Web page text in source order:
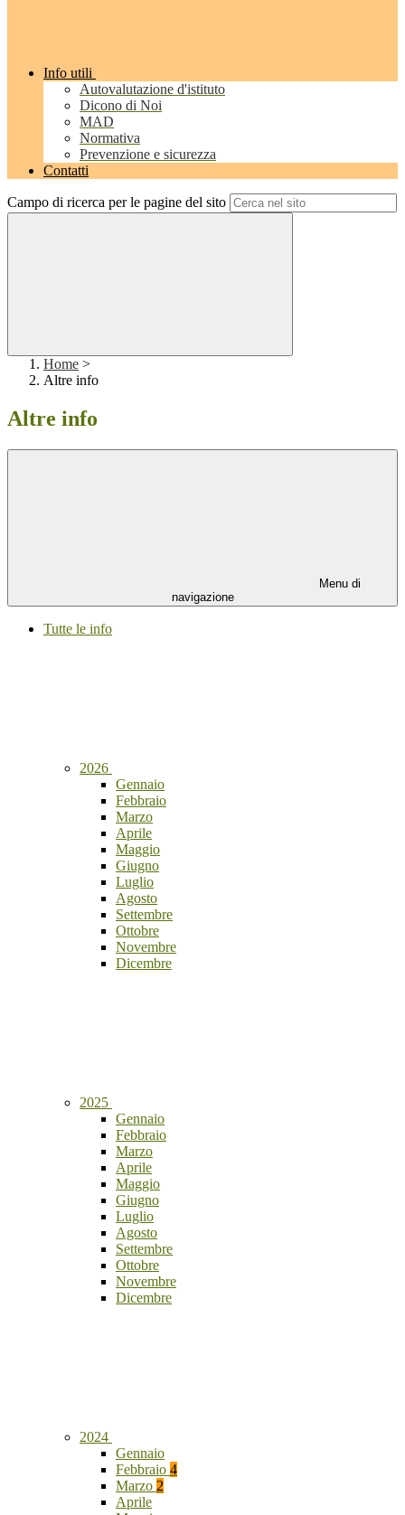
Info utili
Autovalutazione d'istituto
Dicono di Noi
MAD
Normativa
Prevenzione e sicurezza
Contatti
Campo di ricerca per le pagine del sito
Home >
Altre info
Altre info
Menu di
navigazione
Tutte le info
2026
Gennaio
Febbraio
Marzo
Aprile
Maggio
Giugno
Luglio
Agosto
Settembre
Ottobre
Novembre
Dicembre
2025
Gennaio
Febbraio
Marzo
Aprile
Maggio
Giugno
Luglio
Agosto
Settembre
Ottobre
Novembre
Dicembre
2024
Gennaio
Febbraio 4
Marzo 2
Aprile